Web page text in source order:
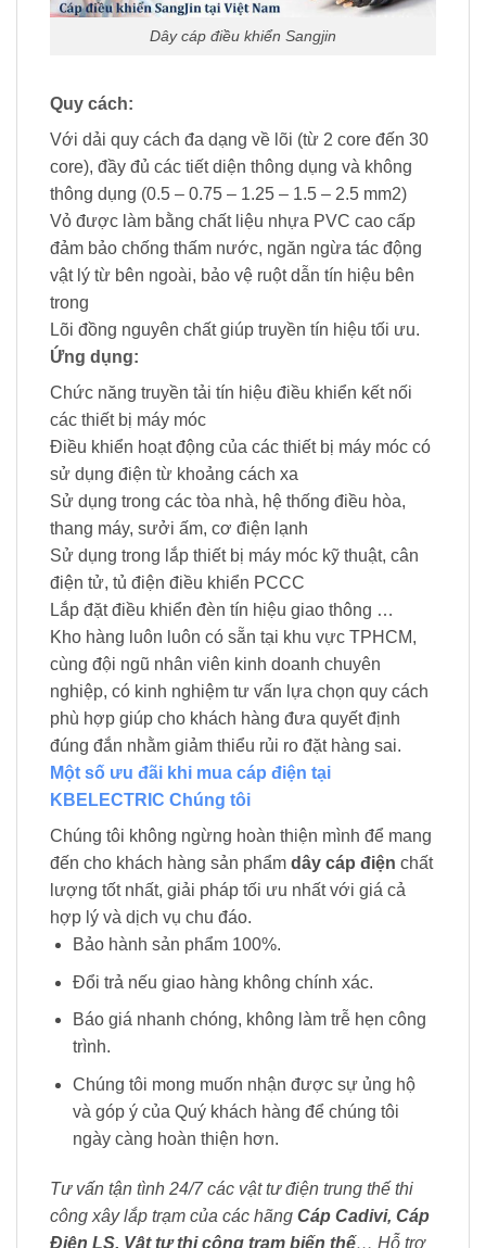
Dây cáp điều khiển Sangjin
Quy cách:
Với dải quy cách đa dạng về lõi (từ 2 core đến 30
core), đầy đủ các tiết diện thông dụng và không
thông dụng (0.5 – 0.75 – 1.25 – 1.5 – 2.5 mm2)
Vỏ được làm bằng chất liệu nhựa PVC cao cấp
đảm bảo chống thấm nước, ngăn ngừa tác động
vật lý từ bên ngoài, bảo vệ ruột dẫn tín hiệu bên
trong
Lõi đồng nguyên chất giúp truyền tín hiệu tối ưu.
Ứng dụng:
Chức năng truyền tải tín hiệu điều khiển kết nối
các thiết bị máy móc
Điều khiển hoạt động của các thiết bị máy móc có
sử dụng điện từ khoảng cách xa
Sử dụng trong các tòa nhà, hệ thống điều hòa,
thang máy, sưởi ấm, cơ điện lạnh
Sử dụng trong lắp thiết bị máy móc kỹ thuật, cân
điện tử, tủ điện điều khiển PCCC
Lắp đặt điều khiển đèn tín hiệu giao thông …
Kho hàng luôn luôn có sẵn tại khu vực TPHCM,
cùng đội ngũ nhân viên kinh doanh chuyên
nghiệp, có kinh nghiệm tư vấn lựa chọn quy cách
phù hợp giúp cho khách hàng đưa quyết định
đúng đắn nhằm giảm thiểu rủi ro đặt hàng sai.
Một số ưu đãi khi mua cáp điện tại
KBELECTRIC Chúng tôi
Chúng tôi không ngừng hoàn thiện mình để mang
đến cho khách hàng sản phẩm dây cáp điện chất
lượng tốt nhất, giải pháp tối ưu nhất với giá cả
hợp lý và dịch vụ chu đáo.
Bảo hành sản phẩm 100%.
Đổi trả nếu giao hàng không chính xác.
Báo giá nhanh chóng, không làm trễ hẹn công
trình.
Chúng tôi mong muốn nhận được sự ủng hộ
và góp ý của Quý khách hàng để chúng tôi
ngày càng hoàn thiện hơn.
Tư vấn tận tình 24/7 các vật tư điện trung thế thi
công xây lắp trạm của các hãng Cáp Cadivi, Cáp
Điện LS, Vật tư thi công trạm biến thế… Hỗ trợ